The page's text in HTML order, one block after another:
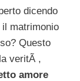
dicendo
matrimonio
Questo
veritÃ ,
amore